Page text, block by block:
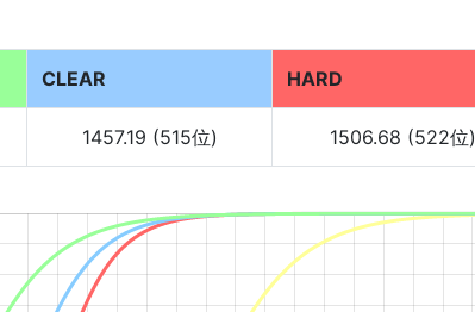
CLEAR HARD
1457.19 (515位) 1506.68 (522位)